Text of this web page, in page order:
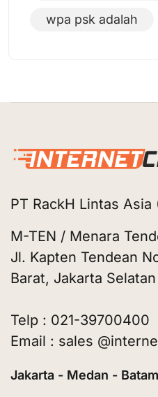
wpa psk adalah
PT RackH Lintas Asia
M-TEN / Menara
Jl. Kapten Tendean
Barat, Jakarta Selatan
Telp : 021-39700400
Email : sales
Jakarta - Medan -